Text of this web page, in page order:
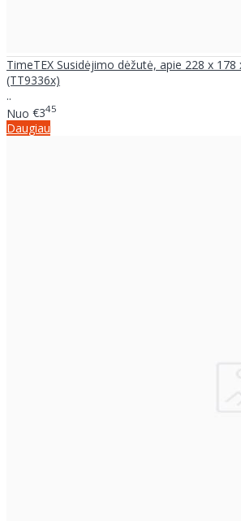
TimeTEX Susidėjimo dėžutė, apie 228 x 178
(TT9336x)
..
Nuo €345
Daugiau